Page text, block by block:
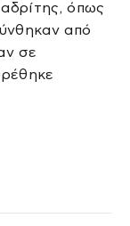
όπως
από
σε